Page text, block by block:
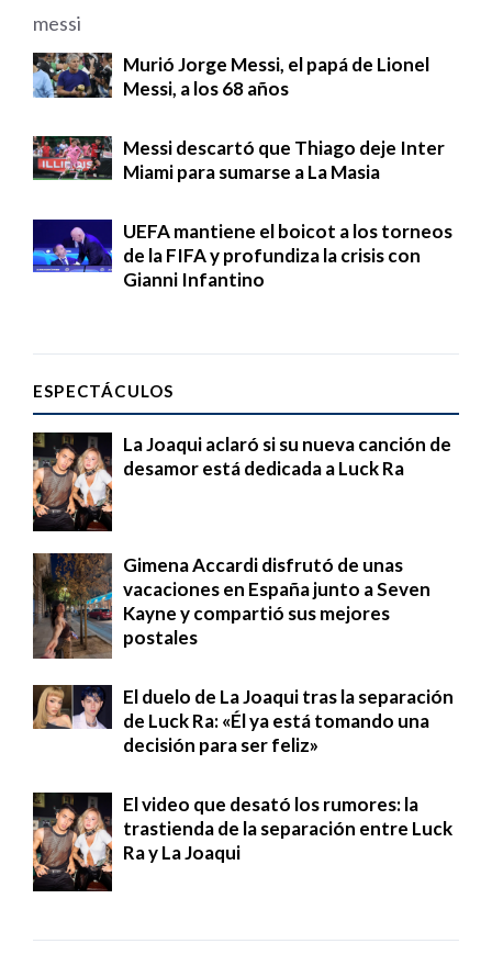
Murió Jorge Messi, el papá de Lionel
Messi, a los 68 años
Messi descartó que Thiago deje Inter
Miami para sumarse a La Masia
UEFA mantiene el boicot a los torneos
de la FIFA y profundiza la crisis con
Gianni Infantino
ESPECTÁCULOS
La Joaqui aclaró si su nueva canción de
desamor está dedicada a Luck Ra
Gimena Accardi disfrutó de unas
vacaciones en España junto a Seven
Kayne y compartió sus mejores
postales
El duelo de La Joaqui tras la separación
de Luck Ra: «Él ya está tomando una
decisión para ser feliz»
El video que desató los rumores: la
trastienda de la separación entre Luck
Ra y La Joaqui